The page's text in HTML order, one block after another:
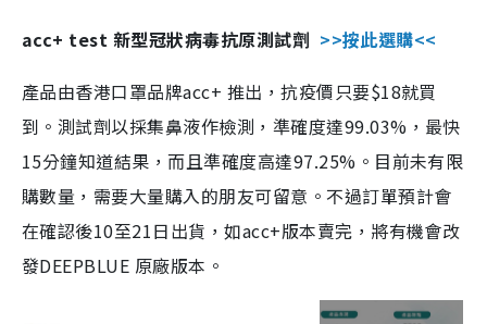
acc+ test 新型冠狀病毒抗原測試劑 >>按此選購<<
產品由香港口罩品牌acc+ 推出，抗疫價只要$18就買
到。測試劑以採集鼻液作檢測，準確度達99.03%，最快
15分鐘知道結果，而且準確度高達97.25%。目前未有限
購數量，需要大量購入的朋友可留意。不過訂單預計會
在確認後10至21日出貨，如acc+版本賣完，將有機會改
發DEEPBLUE 原廠版本。